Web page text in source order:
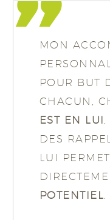
MON
POUR BUT
CHACUN,
EST EN LUI ,
DES
LUI
POTENTIEL.